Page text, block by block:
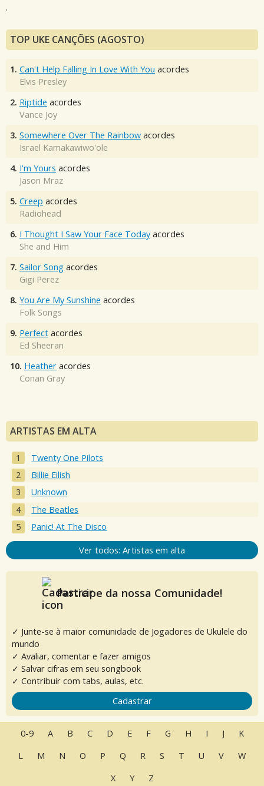
.
TOP UKE CANÇÕES (AGOSTO)
1. Can't Help Falling In Love With You acordes
Elvis Presley
2. Riptide acordes
Vance Joy
3. Somewhere Over The Rainbow acordes
Israel Kamakawiwo'ole
4. I'm Yours acordes
Jason Mraz
5. Creep acordes
Radiohead
6. I Thought I Saw Your Face Today acordes
She and Him
7. Sailor Song acordes
Gigi Perez
8. You Are My Sunshine acordes
Folk Songs
9. Perfect acordes
Ed Sheeran
10. Heather acordes
Conan Gray
ARTISTAS EM ALTA
Twenty One Pilots
Billie Eilish
Unknown
The Beatles
Panic! At The Disco
Ver todos: Artistas em alta
Participe da nossa Comunidade!
✓ Junte-se à maior comunidade de Jogadores de Ukulele do
mundo
✓ Avaliar, comentar e fazer amigos
✓ Salvar cifras em seu songbook
✓ Contribuir com tabs, aulas, etc.
Cadastrar
0-9 A B C D E F G H I J
K
L
M N O P Q R S T U V
W
X
Y Z